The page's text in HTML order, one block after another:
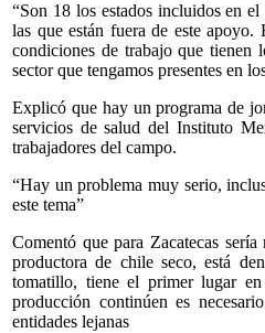
“Son 18 los estados incluidos en
las que están fuera de este apoyo.
condiciones de trabajo que tienen
sector que tengamos presentes en
Explicó que hay un programa de
servicios de salud del Instituto
trabajadores del campo.
“Hay un problema muy serio,
este tema”
Comentó que para Zacatecas
productora de chile seco, está
tomatillo, tiene el primer lugar
producción continúen es
entidades lejanas